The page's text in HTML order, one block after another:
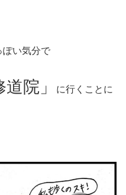
ぽい気分で
院」 に行くことに